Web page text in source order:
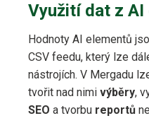
Využití dat z AI
Hodnoty AI elementů
CSV feedu, který lze
nástrojích. V Mergadu
tvořit nad nimi výběry,
SEO a tvorbu reportů